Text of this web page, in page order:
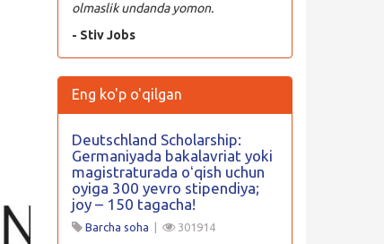
olmaslik undanda yomon.
- Stiv Jobs
Eng ko'p o'qilgan
Deutschland Scholarship:
Germaniyada bakalavriat yoki
magistraturada oʻqish uchun
oyiga 300 yevro stipendiya;
joy – 150 tagacha!
Barcha soha 301914